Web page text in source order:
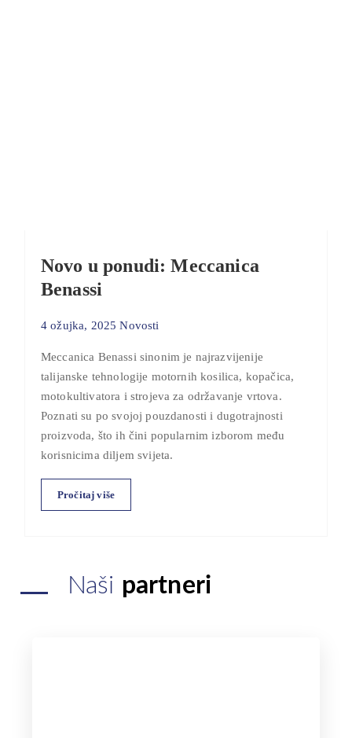
Novo u ponudi: Meccanica
Benassi
4 ožujka, 2025Novosti
Meccanica Benassi sinonim je najrazvijenije
talijanske tehnologije motornih kosilica, kopačica,
motokultivatora i strojeva za održavanje vrtova.
Poznati su po svojoj pouzdanosti i dugotrajnosti
proizvoda, što ih čini popularnim izborom među
korisnicima diljem svijeta.
Pročitaj više
Naši partneri